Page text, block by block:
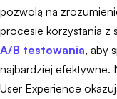
pozwolą na
procesie korzystania z
A/B testowania, aby
najbardziej efektywne.
User Experience